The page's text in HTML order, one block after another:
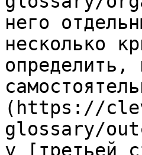
него
несколько
определить,
(https://
glossary/
у [третьей